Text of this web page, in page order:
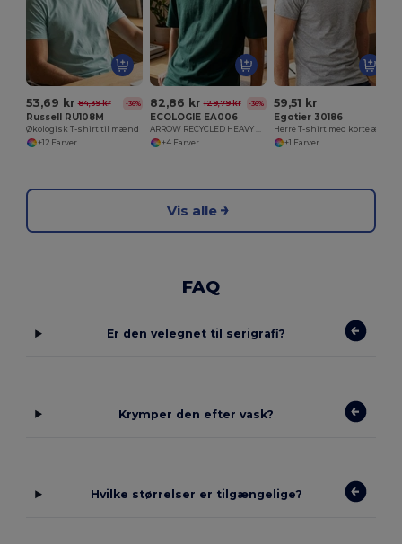
53,69 kr 84,39 kr -36%
Russell RU108M
Økologisk T-shirt til mænd
+12 Farver
82,86 kr 129,79 kr -36%
ECOLOGIE EA006
ARROW RECYCLED HEAVY OVERSIZE T
+4 Farver
59,51 kr
Egotier 30186
+1 Farver
Vis alle
FAQ
Er den velegnet til serigrafi?
Krymper den efter vask?
Hvilke størrelser er tilgængelige?